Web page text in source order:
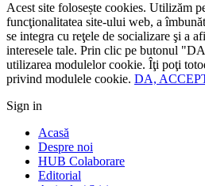
Acest site folosește cookies. Utilizăm
funcţionalitatea site-ului web, a
se integra cu reţele de socializare şi a
interesele tale. Prin clic pe butonul
utilizarea modulelor cookie. Îţi poţi
privind modulele cookie. DA,
Sign in
Acasă
Despre noi
HUB Colaborare
Editorial